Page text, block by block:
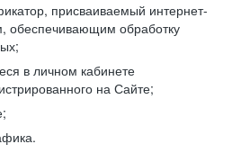
присваиваемый интернет-
обеспечивающим обработку
в личном кабинете
на Сайте;